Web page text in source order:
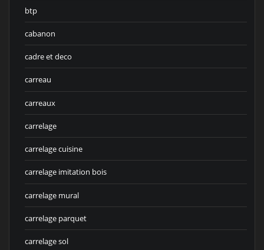
btp
cabanon
cadre et deco
carreau
carreaux
carrelage
carrelage cuisine
carrelage imitation bois
carrelage mural
carrelage parquet
carrelage sol